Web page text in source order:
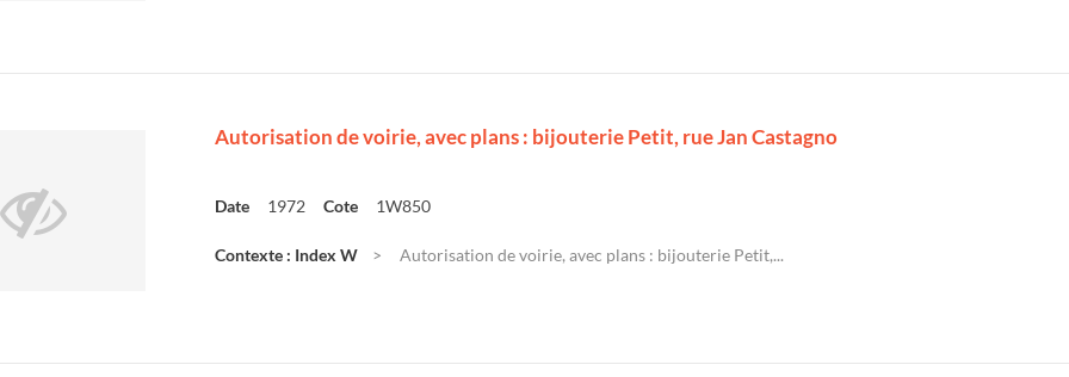
Autorisation de voirie, avec plans : bijouterie Petit, rue Jan Castagno
Date 1972 Cote 1W850
Contexte : Index W Autorisation de voirie, avec plans : bijouterie Petit,...